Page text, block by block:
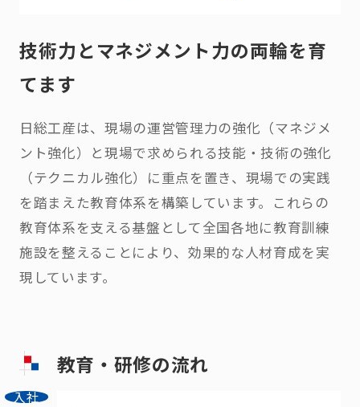
技術力とマネジメント力の両輪を育
てます
日総工産は、現場の運営管理力の強化（マネジメ
ント強化）と現場で求められる技能・技術の強化
（テクニカル強化）に重点を置き、現場での実践
を踏まえた教育体系を構築しています。これらの
教育体系を支える基盤として全国各地に教育訓練
施設を整えることにより、効果的な人材育成を実
現しています。
教育・研修の流れ
入社